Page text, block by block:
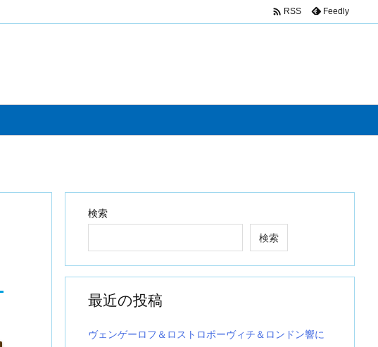
 RSS Feedly
検索
検索
最近の投稿
ヴェンゲーロフ＆ロストロポーヴィチ＆ロンドン響に